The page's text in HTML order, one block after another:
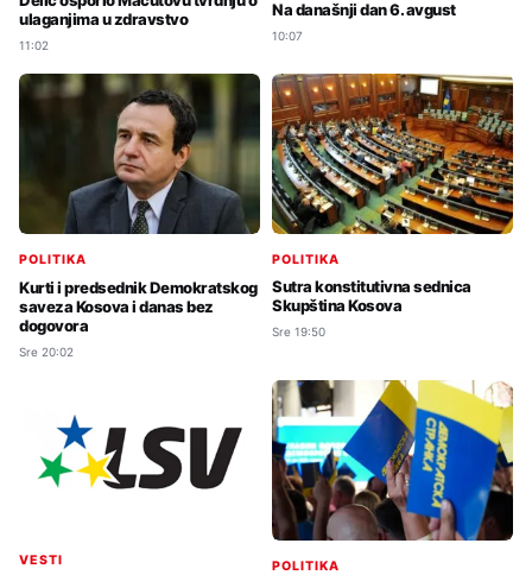
ulaganjima u zdravstvo
11:02
Na današnji dan 6. avgust
10:07
POLITIKA
Kurti i predsednik Demokratskog
saveza Kosova i danas bez
dogovora
Sre 20:02
POLITIKA
Sutra konstitutivna sednica
Skupština Kosova
Sre 19:50
VESTI POLITIKA